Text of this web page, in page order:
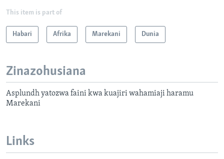
This item is part of
Habari Afrika Marekani Dunia
Zinazohusiana
Asplundh yatozwa faini kwa kuajiri wahamiaji haramu
Marekani
Links